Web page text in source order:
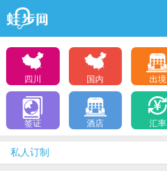
四川 国内 出境
签证 酒店 汇率
私人订制